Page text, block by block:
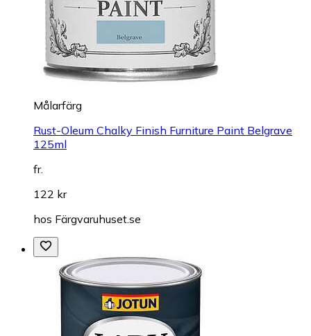
Målarfärg
Rust-Oleum Chalky Finish Furniture Paint Belgrave
125ml
fr.
122 kr
hos Färgvaruhuset.se